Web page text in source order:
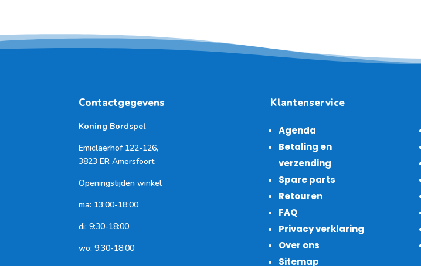
Contactgegevens
Koning Bordspel
Emiclaerhof 122-126,
3823 ER Amersfoort
Openingstijden winkel
ma: 13:00-18:00
di: 9:30-18:00
wo: 9:30-18:00
Klantenservice
Agenda
Betaling en
verzending
Spare parts
Retouren
FAQ
Privacy verklaring
Over ons
Sitemap